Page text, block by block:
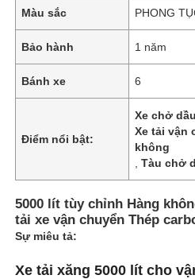
Tham quan nhà máy
Tất cả các trường hợp
Yêu cầu báo giá
Màu sắc PHONG
Bảo hành 1 năm
Bánh xe 6
Điểm nổi bật:
Xe chở
Xe tải vận
không
,Tàu chở
5000 lít tùy chỉnh Hàng
tải xe vận chuyển Thép
Sự miêu tả:
Xe tải xăng 5000 lít cho